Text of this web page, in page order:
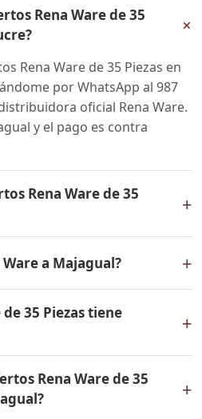
Rena Ware de 35
+
Rena Ware de 35 Piezas en
por WhatsApp al 987
oficial Rena Ware.
y el pago es contra
Rena Ware de 35
+
Contáctame por WhatsApp
promociones disponibles
desde el 10% de inicial.
a Majagual? +
a todo Colombia. El pago es
35 Piezas tiene
+
fabricación. Todos los
fabricados en acero
Rena Ware de 35
+